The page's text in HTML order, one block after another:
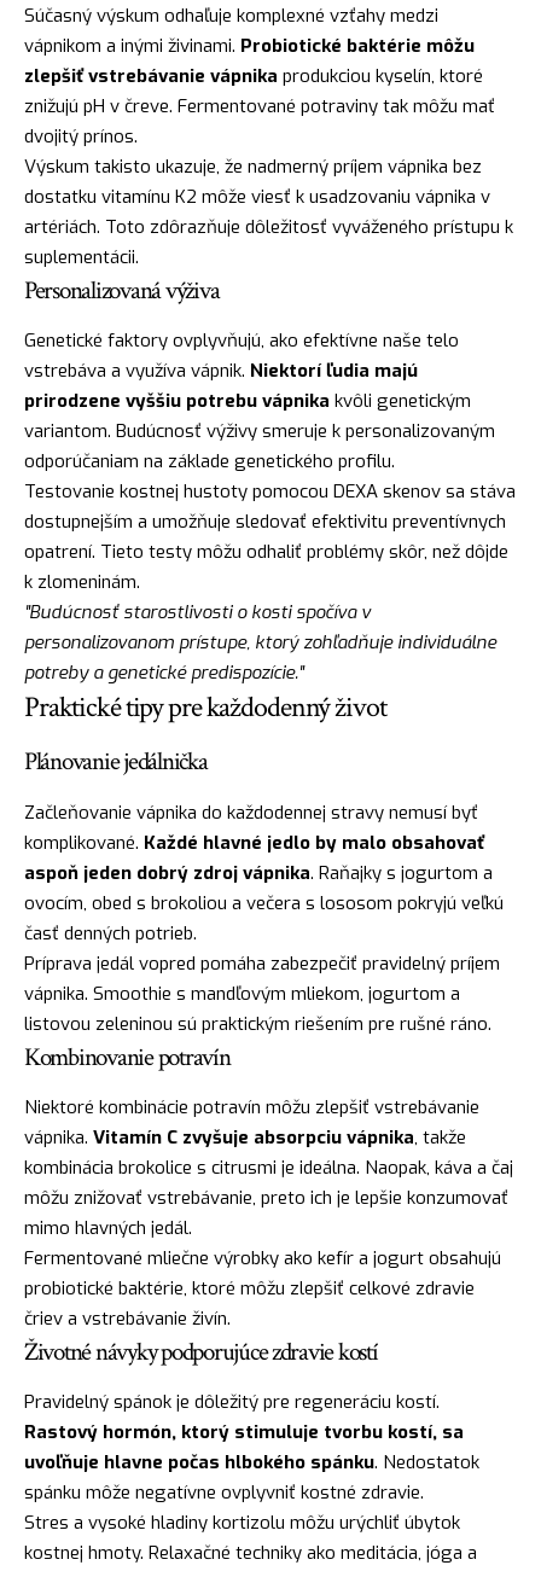
Súčasný výskum odhaľuje komplexné vzťahy medzi
vápnikom a inými živinami. Probiotické baktérie môžu
zlepšiť vstrebávanie vápnika produkciou kyselín, ktoré
znižujú pH v čreve. Fermentované potraviny tak môžu mať
dvojitý prínos.
Výskum takisto ukazuje, že nadmerný príjem vápnika bez
dostatku vitamínu K2 môže viesť k usadzovaniu vápnika v
artériách. Toto zdôrazňuje dôležitosť vyváženého prístupu k
suplementácii.
Personalizovaná výživa
Genetické faktory ovplyvňujú, ako efektívne naše telo
vstrebáva a využíva vápnik. Niektorí ľudia majú
prirodzene vyššiu potrebu vápnika kvôli genetickým
variantom. Budúcnosť výživy smeruje k personalizovaným
odporúčaniam na základe genetického profilu.
Testovanie kostnej hustoty pomocou DEXA skenov sa stáva
dostupnejším a umožňuje sledovať efektivitu preventívnych
opatrení. Tieto testy môžu odhaliť problémy skôr, než dôjde
k zlomeninám.
"Budúcnosť starostlivosti o kosti spočíva v
personalizovanom prístupe, ktorý zohľadňuje individuálne
potreby a genetické predispozície."
Praktické tipy pre každodenný život
Plánovanie jedálnička
Začleňovanie vápnika do každodennej stravy nemusí byť
komplikované. Každé hlavné jedlo by malo obsahovať
aspoň jeden dobrý zdroj vápnika. Raňajky s jogurtom a
ovocím, obed s brokoliou a večera s lososom pokryjú veľkú
časť denných potrieb.
Príprava jedál vopred pomáha zabezpečiť pravidelný príjem
vápnika. Smoothie s mandľovým mliekom, jogurtom a
listovou zeleninou sú praktickým riešením pre rušné ráno.
Kombinovanie potravín
Niektoré kombinácie potravín môžu zlepšiť vstrebávanie
vápnika. Vitamín C zvyšuje absorpciu vápnika, takže
kombinácia brokolice s citrusmi je ideálna. Naopak, káva a čaj
môžu znižovať vstrebávanie, preto ich je lepšie konzumovať
mimo hlavných jedál.
Fermentované mliečne výrobky ako kefír a jogurt obsahujú
probiotické baktérie, ktoré môžu zlepšiť celkové zdravie
čriev a vstrebávanie živín.
Životné návyky podporujúce zdravie kostí
Pravidelný spánok je dôležitý pre regeneráciu kostí.
Rastový hormón, ktorý stimuluje tvorbu kostí, sa
uvoľňuje hlavne počas hlbokého spánku. Nedostatok
spánku môže negatívne ovplyvniť kostné zdravie.
Stres a vysoké hladiny kortizolu môžu urýchliť úbytok
kostnej hmoty. Relaxačné techniky ako meditácia, jóga a